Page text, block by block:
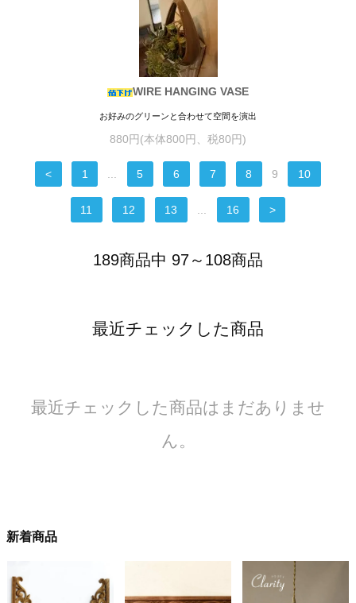
WIRE HANGING VASE
お好みのグリーンと合わせて空間を演出
880円(本体800円、税80円)
< 1 5 6 7 8 9 10
11 12 13 16 >
189商品中 97～108商品
最近チェックした商品
最近チェックした商品はまだありませ
ん。
新着商品